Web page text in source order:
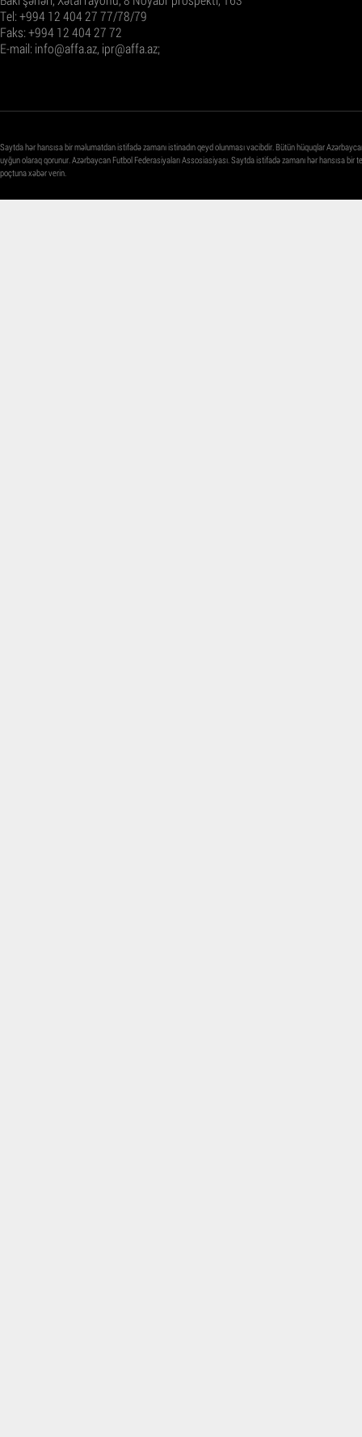
Tel: +994 12 404 27 77/78/79
Faks: +994 12 404 27 72
E-mail: info@affa.az, ipr@affa.az;
Saytda hər hansısa bir məlumatdan istifadə zamanı istinadın qeyd olunması vacibdir. Bütün hüquqlar
uyğun olaraq qorunur. Azərbaycan Futbol Federasiyaları Assosiasiyası. Saytda istifadə zamanı hər hansısa
poçtuna xəbər verin.